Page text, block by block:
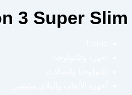
3 Super Slim